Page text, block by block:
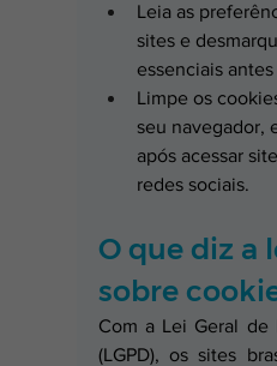
Leia as
sites e
essenciais
Limpe os
seu navegador,
após acessar
redes sociais.
O que diz a
sobre
Com a Lei Geral de
(LGPD), os sites